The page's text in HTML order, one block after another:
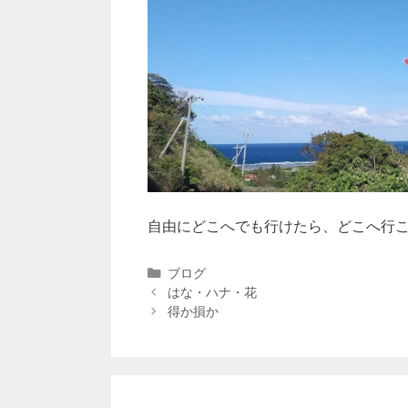
自由にどこへでも行けたら、どこへ行
ブログ
はな・ハナ・花
得か損か